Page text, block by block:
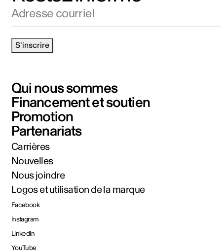
S'inscrire
Qui nous sommes
Financement et soutien
Promotion
Partenariats
Carrières
Nouvelles
Nous joindre
Logos et utilisation de la marque
Facebook
Instagram
LinkedIn
YouTube